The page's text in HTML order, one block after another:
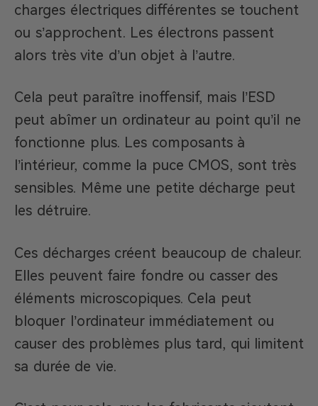
charges électriques différentes se touchent
ou s’approchent. Les électrons passent
alors très vite d’un objet à l’autre.
Cela peut paraître inoffensif, mais l’ESD
peut abîmer un ordinateur au point qu’il ne
fonctionne plus. Les composants à
l’intérieur, comme la puce CMOS, sont très
sensibles. Même une petite décharge peut
les détruire.
Ces décharges créent beaucoup de chaleur.
Elles peuvent faire fondre ou casser des
éléments microscopiques. Cela peut
bloquer l’ordinateur immédiatement ou
causer des problèmes plus tard, qui limitent
sa durée de vie.